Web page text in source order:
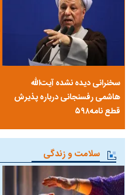
سخنرانی دیده نشده آیت‌الله
هاشمی رفسنجانی درباره پذیرش
قطع نامه۵۹۸
سلامت و زندگی